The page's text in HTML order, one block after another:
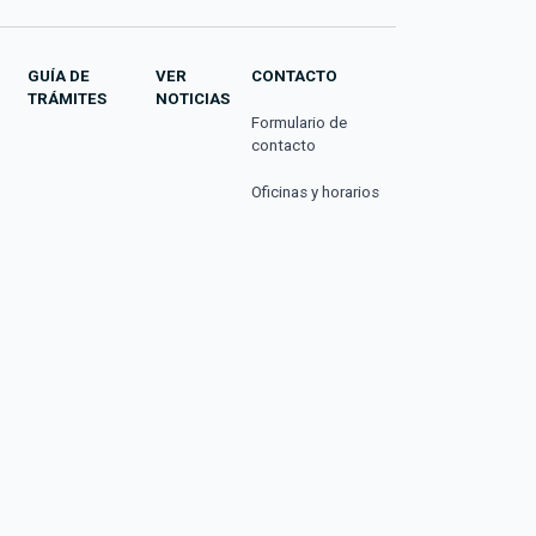
GUÍA DE
TRÁMITES
VER
NOTICIAS
CONTACTO
Formulario de
contacto
Oficinas y horarios